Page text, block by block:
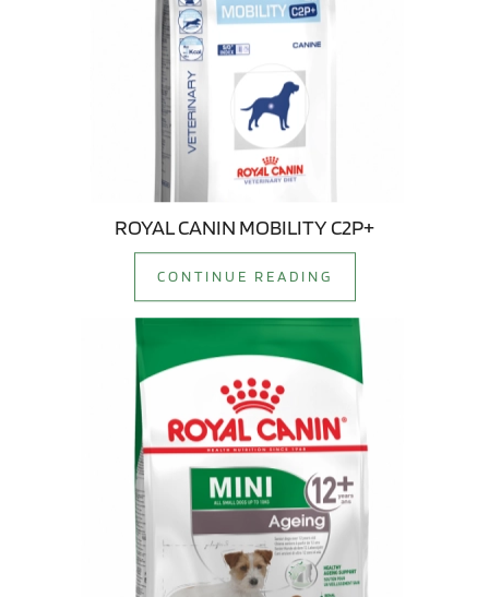
ROYAL CANIN MOBILITY C2P+
CONTINUE READING